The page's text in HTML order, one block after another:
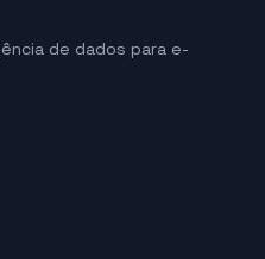
de dados para e-